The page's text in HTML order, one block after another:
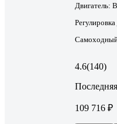
Двигатель:
4.6(140)
109 716 ₽